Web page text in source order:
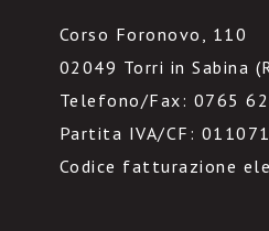
Corso Foronovo, 110
02049 Torri in Sabina
Telefono/Fax: 0765
Partita IVA/CF:
Codice fatturazione